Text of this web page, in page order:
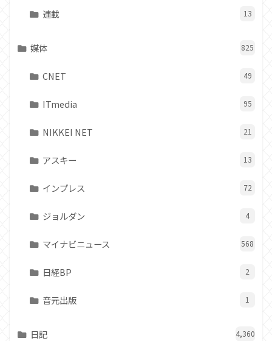
連載 13
媒体 825
CNET 49
ITmedia 95
NIKKEI NET 21
アスキー 13
インプレス 72
ジョルダン 4
マイナビニュース 568
日経BP 2
音元出版 1
日記 4,360